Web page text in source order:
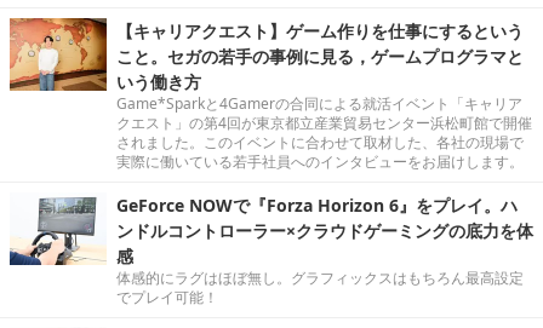
【キャリアクエスト】ゲーム作りを仕事にするという
こと。セガの若手の事例に見る，ゲームプログラマと
いう働き方
Game*Sparkと4Gamerの合同による就活イベント「キャリア
クエスト」の第4回が東京都立産業貿易センター浜松町館で開催
されました。このイベントに合わせて取材した、各社の現場で
実際に働いている若手社員へのインタビューをお届けします。
GeForce NOWで『Forza Horizon 6』をプレイ。ハ
ンドルコントローラー×クラウドゲーミングの底力を体
感
体感的にラグはほぼ無し。グラフィックスはもちろん最高設定
でプレイ可能！